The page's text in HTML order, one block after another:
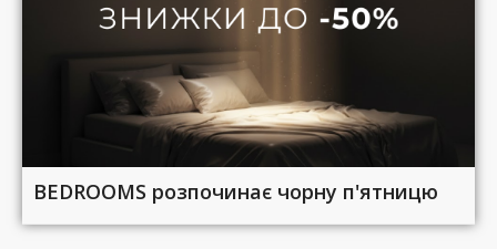
BEDROOMS розпочинає чорну п'ятницю